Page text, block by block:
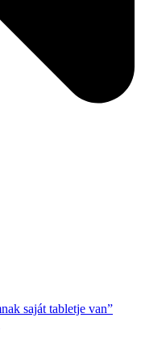
saját tabletje van”